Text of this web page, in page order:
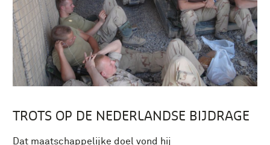
TROTS OP DE NEDERLANDSE BIJDRAGE
Dat maatschappelijke doel vond hij